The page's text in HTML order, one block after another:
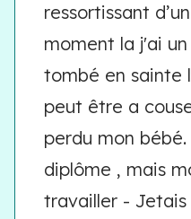
ressortissant
moment la j'ai
tombé en sainte
peut être a
perdu mon
diplôme , mais
travailler -